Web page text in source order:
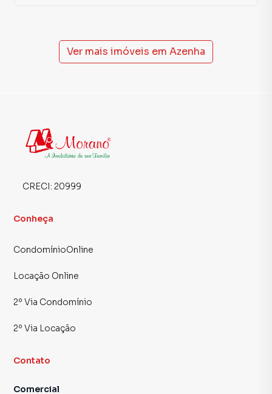
Ver mais imóveis em Azenha
CRECI: 20999
Conheça
CondomínioOnline
Locação Online
2º Via Condomínio
2º Via Locação
Contato
Comercial